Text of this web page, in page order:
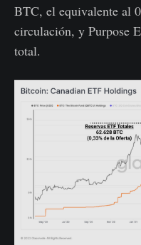
BTC, el equivalente al
circulación, y Purpose
total.